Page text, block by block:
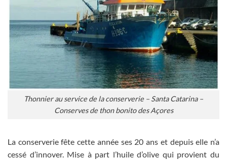
Thonnier au service de la conserverie – Santa Catarina –
Conserves de thon bonito des Açores
La conserverie fête cette année ses 20 ans et depuis elle n’a
cessé d’innover. Mise à part l’huile d’olive qui provient du